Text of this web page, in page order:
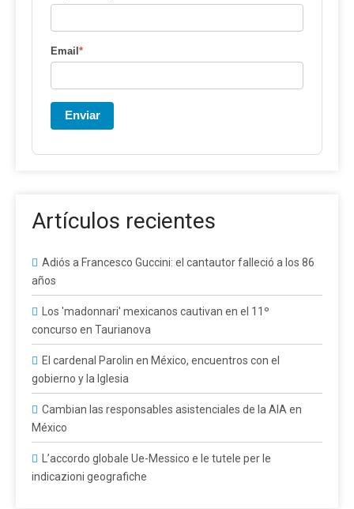
Email*
Enviar
Artículos recientes
Adiós a Francesco Guccini: el cantautor falleció a los 86
años
Los 'madonnari' mexicanos cautivan en el 11º
concurso en Taurianova
El cardenal Parolin en México, encuentros con el
gobierno y la Iglesia
Cambian las responsables asistenciales de la AIA en
México
L’accordo globale Ue-Messico e le tutele per le
indicazioni geografiche